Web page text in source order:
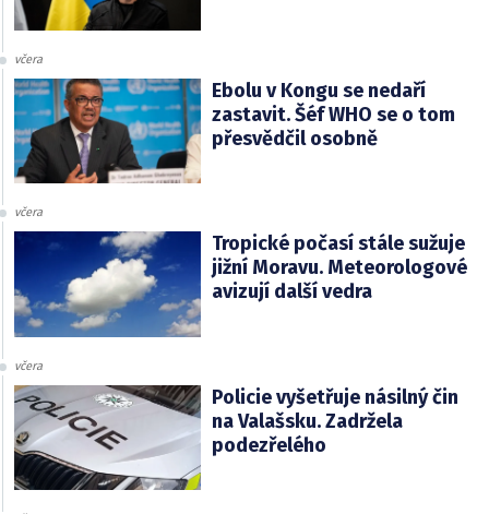
včera
Ebolu v Kongu se nedaří
zastavit. Šéf WHO se o tom
přesvědčil osobně
včera
Tropické počasí stále sužuje
jižní Moravu. Meteorologové
avizují další vedra
včera
Policie vyšetřuje násilný čin
na Valašsku. Zadržela
podezřelého